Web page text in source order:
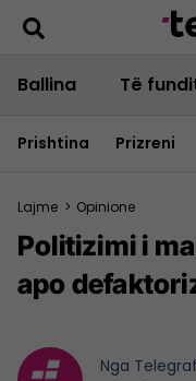
Ballina Të
Prishtina Prizreni
Lajme > Opinione
Politizimi i
apo
Nga